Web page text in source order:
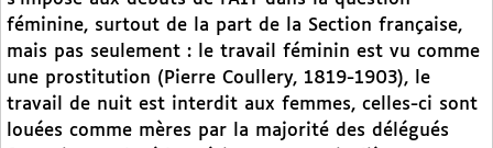
féminine, surtout de la part de la Section française,
mais pas seulement : le travail féminin est vu comme
une prostitution (Pierre Coullery, 1819-1903), le
travail de nuit est interdit aux femmes, celles-ci sont
louées comme mères par la majorité des délégués